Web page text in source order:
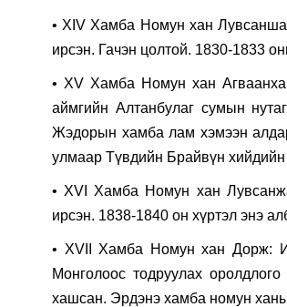
• XIV Хамба Номун хан
ирсэн. Гачэн цолтой. 1830-1833
• XV Хамба Номун хан
аймгийн Алтанбулаг сумын
Жэдорын хамба лам хэмээн
улмаар Түвдийн Брайвүн
• XVI Хамба Номун хан
ирсэн. 1838-1840 он хүртэл энэ
• XVII Хамба Номун хан Дорж:
Монголоос тодруулах
хашсан. Эрдэнэ хамба номун